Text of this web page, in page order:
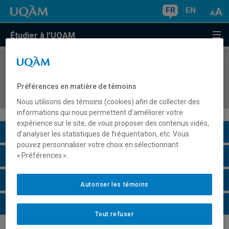
FR EN
Étudier à l'UQAM
COURS//
justice
Description du cours
Horaire - Été 2026
Horaire - Automne 2026
Horaire - Hiver 2027
Préférences en matière de témoins
Nous utilisons des témoins (cookies) afin de collecter des
informations qui nous permettent d’améliorer votre
expérience sur le site, de vous proposer des contenus vidéo,
d’analyser les statistiques de fréquentation, etc. Vous
pouvez personnaliser votre choix en sélectionnant
« Préférences ».
Tout refuser
Autoriser les témoins